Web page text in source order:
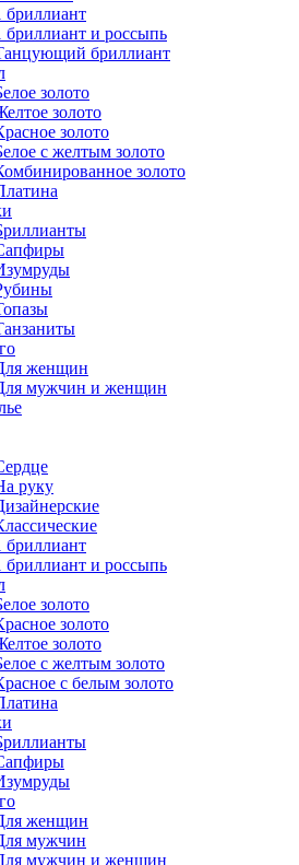
бриллиант
бриллиант и россыпь
бриллиант
золото
золото
золото
с желтым золото
золото
женщин
мужчин и женщин
руку
бриллиант
бриллиант и россыпь
золото
золото
золото
с желтым золото
с белым золото
женщин
мужчин
мужчин и женщин